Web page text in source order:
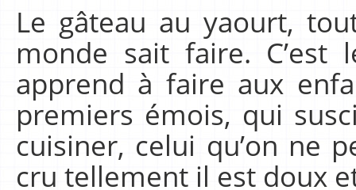
Le gâteau au yaourt,
monde sait faire. C’est
apprend à faire aux
premiers émois, qui
cuisiner, celui qu’on ne
cru tellement il est doux